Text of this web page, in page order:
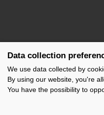
Data collection
We use data collected by
By using our website, you're
You have the possibility to